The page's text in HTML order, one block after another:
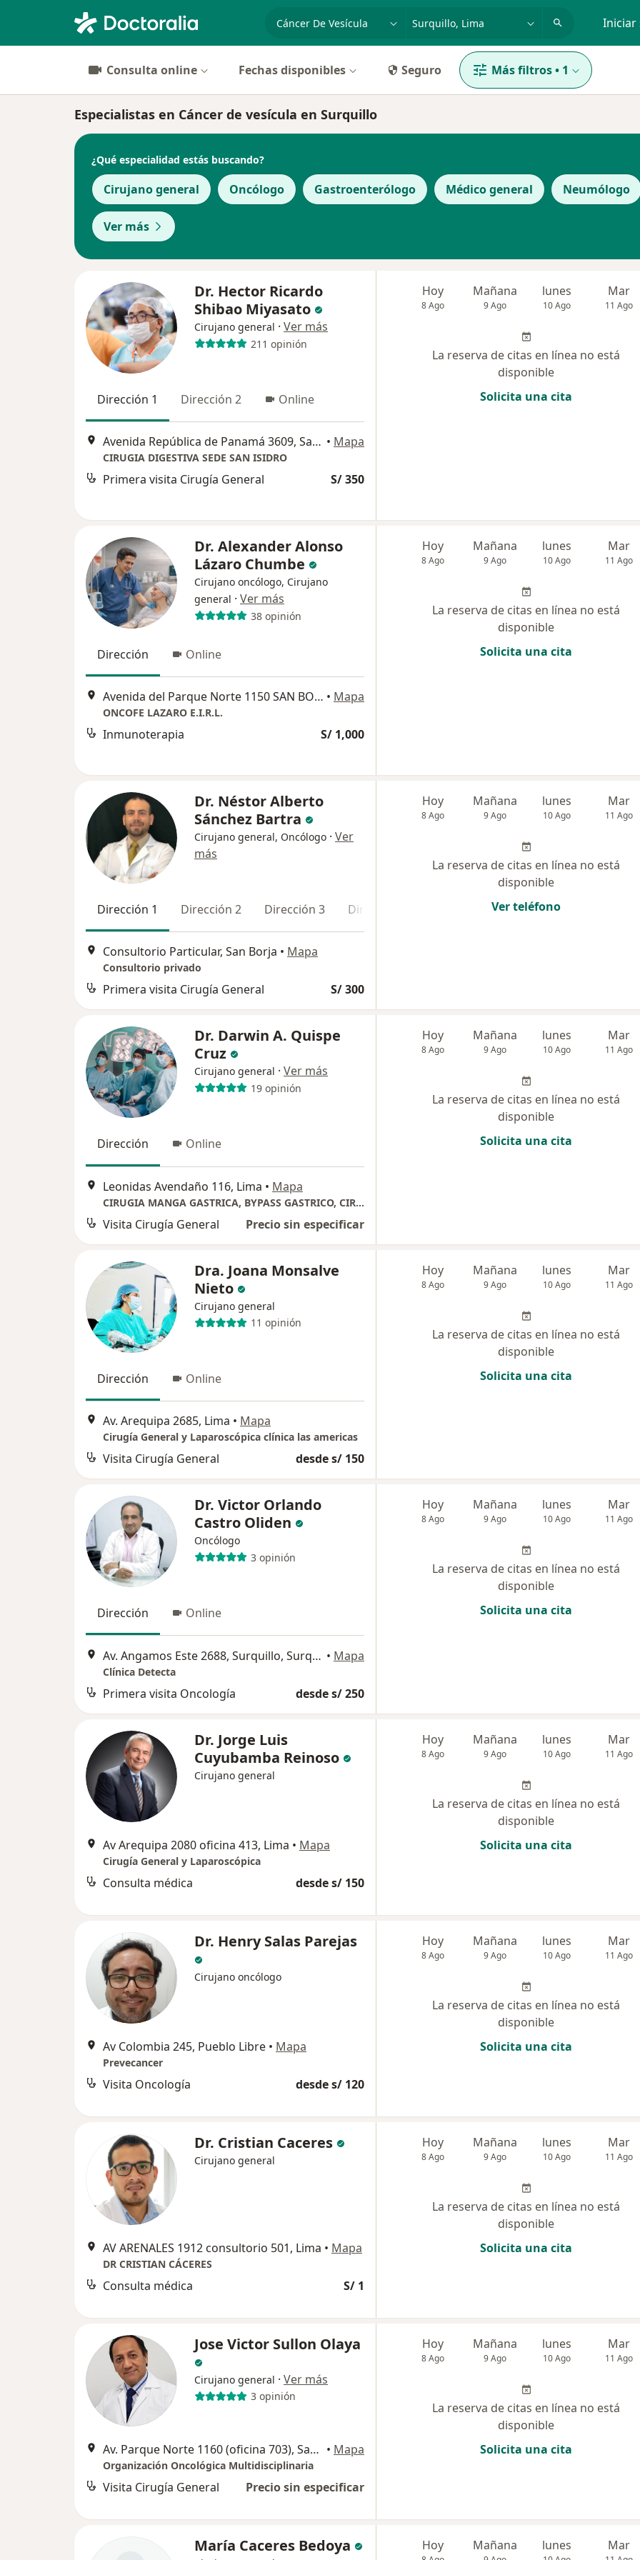
especialidad, enfermedad o nombre Iniciar
Consulta online Fechas disponibles Seguro Más filtros• 1
Especialistas en Cáncer de vesícula en Surquillo
¿Qué especialidad estás buscando?
Cirujano general Oncólogo Gastroenterólogo Médico general Neumólogo
Ver más
Dr. Hector Ricardo
Shibao Miyasato
Cirujano general · Ver más
211 opinión
Dirección 1 Dirección 2 Online
Avenida República de Panamá 3609, San Isidro • Mapa
CIRUGIA DIGESTIVA SEDE SAN ISIDRO
Primera visita Cirugía General S/ 350
Hoy
8 Ago
Mañana
9 Ago
lunes
10 Ago
Mar
11 Ago
La reserva de citas en línea no está
disponible
Solicita una cita
Dr. Alexander Alonso
Lázaro Chumbe
Cirujano oncólogo, Cirujano
general · Ver más
38 opinión
Dirección Online
Avenida del Parque Norte 1150 SAN BORJA, San Borja • Mapa
ONCOFE LAZARO E.I.R.L.
Inmunoterapia S/ 1,000
Hoy
8 Ago
Mañana
9 Ago
lunes
10 Ago
Mar
11 Ago
La reserva de citas en línea no está
disponible
Solicita una cita
Dr. Néstor Alberto
Sánchez Bartra
Cirujano general, Oncólogo · Ver
más
Dirección 1 Dirección 2 Dirección 3 Dirección 4
Consultorio Particular, San Borja • Mapa
Consultorio privado
Primera visita Cirugía General S/ 300
Hoy
8 Ago
Mañana
9 Ago
lunes
10 Ago
Mar
11 Ago
La reserva de citas en línea no está
disponible
Ver teléfono
Dr. Darwin A. Quispe
Cruz
Cirujano general · Ver más
19 opinión
Dirección Online
Leonidas Avendaño 116, Lima • Mapa
CIRUGIA MANGA GASTRICA, BYPASS GASTRICO, CIRUGIA DE OBESIDAD, BALON GASTRICO
Visita Cirugía General Precio sin especificar
Hoy
8 Ago
Mañana
9 Ago
lunes
10 Ago
Mar
11 Ago
La reserva de citas en línea no está
disponible
Solicita una cita
Dra. Joana Monsalve
Nieto
Cirujano general
11 opinión
Dirección Online
Av. Arequipa 2685, Lima • Mapa
Cirugía General y Laparoscópica clínica las americas
Visita Cirugía General desde s/ 150
Hoy
8 Ago
Mañana
9 Ago
lunes
10 Ago
Mar
11 Ago
La reserva de citas en línea no está
disponible
Solicita una cita
Dr. Victor Orlando
Castro Oliden
Oncólogo
3 opinión
Dirección Online
Av. Angamos Este 2688, Surquillo, Surquillo • Mapa
Clínica Detecta
Primera visita Oncología desde s/ 250
Hoy
8 Ago
Mañana
9 Ago
lunes
10 Ago
Mar
11 Ago
La reserva de citas en línea no está
disponible
Solicita una cita
Dr. Jorge Luis
Cuyubamba Reinoso
Cirujano general
Av Arequipa 2080 oficina 413, Lima • Mapa
Cirugía General y Laparoscópica
Consulta médica desde s/ 150
Hoy
8 Ago
Mañana
9 Ago
lunes
10 Ago
Mar
11 Ago
La reserva de citas en línea no está
disponible
Solicita una cita
Dr. Henry Salas Parejas
Cirujano oncólogo
Av Colombia 245, Pueblo Libre • Mapa
Prevecancer
Visita Oncología desde s/ 120
Hoy
8 Ago
Mañana
9 Ago
lunes
10 Ago
Mar
11 Ago
La reserva de citas en línea no está
disponible
Solicita una cita
Dr. Cristian Caceres
Cirujano general
AV ARENALES 1912 consultorio 501, Lima • Mapa
DR CRISTIAN CÁCERES
Consulta médica S/ 1
Hoy
8 Ago
Mañana
9 Ago
lunes
10 Ago
Mar
11 Ago
La reserva de citas en línea no está
disponible
Solicita una cita
Jose Victor Sullon Olaya
Cirujano general · Ver más
3 opinión
Av. Parque Norte 1160 (oficina 703), San Borja • Mapa
Organización Oncológica Multidisciplinaria
Visita Cirugía General Precio sin especificar
Hoy
8 Ago
Mañana
9 Ago
lunes
10 Ago
Mar
11 Ago
La reserva de citas en línea no está
disponible
Solicita una cita
María Caceres Bedoya Hoy Mañana lunes Mar